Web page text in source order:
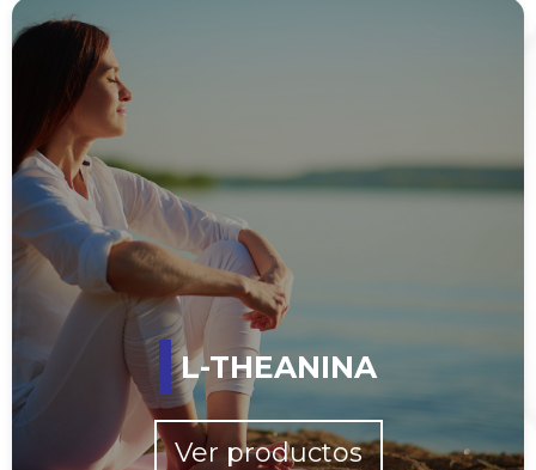
L-THEANINA
Ver productos